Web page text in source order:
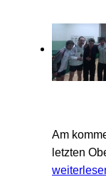
Am
letzten